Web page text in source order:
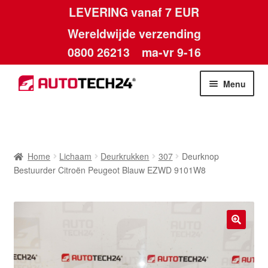
LEVERING vanaf 7 EUR
Wereldwijde verzending
0800 26213 ma-vr 9-16
Skip
to
Skip
to
Menu
Home Lichaam Deurkrukken 307
Deurknop
Bestuurder Citroën Peugeot Blauw EZWD 9101W8